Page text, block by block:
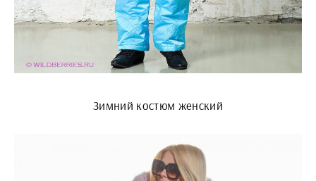
Зимний костюм женский